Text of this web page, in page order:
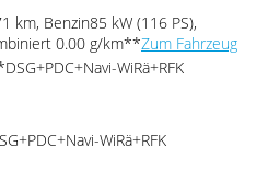
km, Benzin85 kW (116 PS),
0.00 g/km**Zum Fahrzeug
WiRä+RFK